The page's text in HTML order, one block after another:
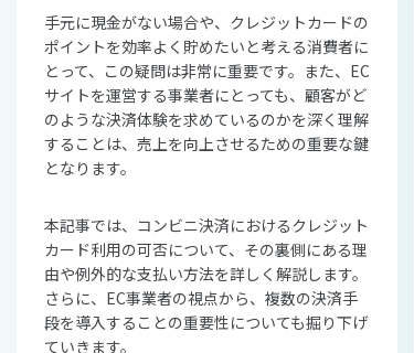
手元に現金がない場合や、クレジットカードの
ポイントを効率よく貯めたいと考える消費者に
とって、この疑問は非常に重要です。また、EC
サイトを運営する事業者にとっても、顧客がど
のような決済体験を求めているのかを深く理解
することは、売上を向上させるための重要な鍵
となります。
本記事では、コンビニ決済におけるクレジット
カード利用の可否について、その裏側にある理
由や例外的な支払い方法を詳しく解説します。
さらに、EC事業者の視点から、複数の決済手
段を導入することの重要性についても掘り下げ
ていきます。